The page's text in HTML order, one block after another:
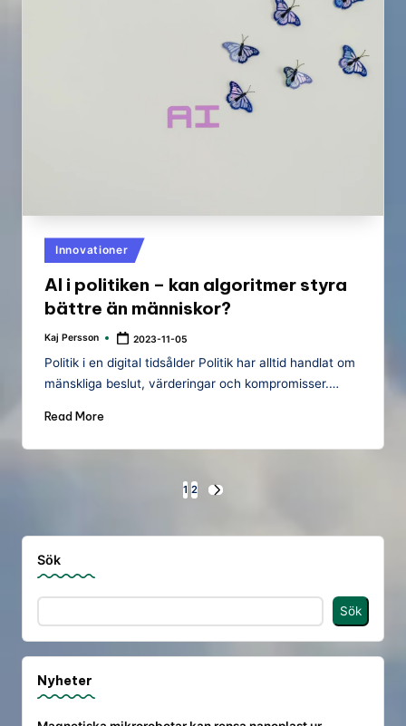
Posted
in
Innovationer
AI i politiken – kan algoritmer styra
bättre än människor?
Posted
Kaj Persson 2023-11-05
Politik i en digital tidsålder Politik har alltid handlat om
mänskliga beslut, värderingar och kompromisser.…
Read More
Sidnumrering
för
inlägg
1 2
NEXT
Sök
Sök
Nyheter